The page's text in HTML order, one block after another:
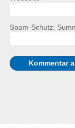
Spam-Schutz: